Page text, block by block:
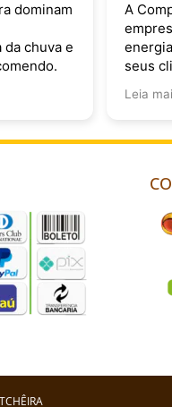
dominam
da chuva e
A
seus
Leia